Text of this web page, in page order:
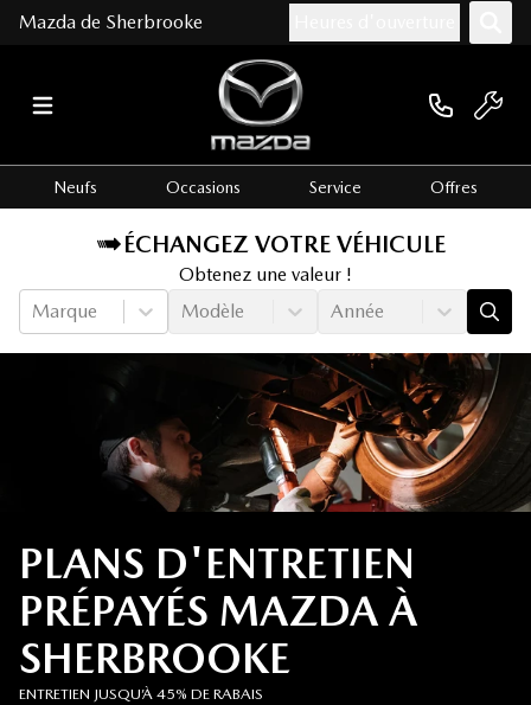
Mazda de Sherbrooke
Neufs Occasions Service Offres
ÉCHANGEZ VOTRE VÉHICULE
Obtenez une valeur !
Marque
Modèle Année
PLANS D'ENTRETIEN
PRÉPAYÉS MAZDA À
SHERBROOKE
ENTRETIEN JUSQU’À 45% DE RABAIS